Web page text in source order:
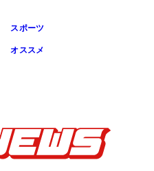
スポーツ
オススメ